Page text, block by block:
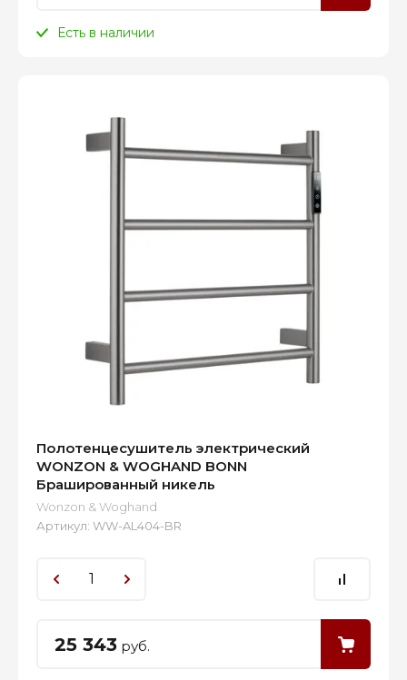
Есть в наличии
Полотенцесушитель электрический
WONZON & WOGHAND BONN
Брашированный никель
Wonzon & Woghand
Артикул: WW-AL404-BR
25 343 руб.